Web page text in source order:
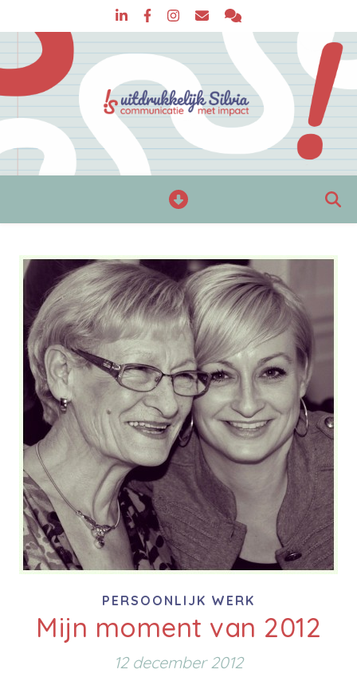
PERSOONLIJK WERK
Mijn moment van 2012
12 december 2012